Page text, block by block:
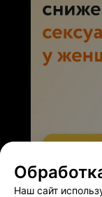
ЭФФЕКТИВНАЯ
Наш сайт